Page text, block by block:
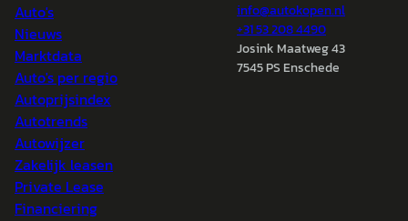
Auto's
Nieuws
Marktdata
Auto's per regio
Autoprijsindex
Autotrends
Autowijzer
Zakelijk leasen
Private Lease
Financiering
info@autokopen.nl
+31 53 208 4490
Josink Maatweg 43
7545 PS Enschede